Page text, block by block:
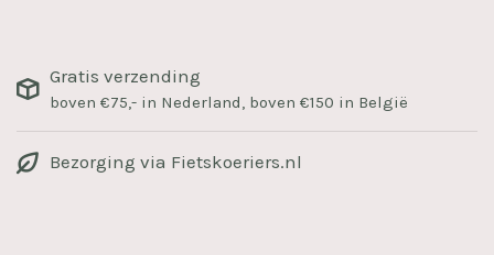
Gratis verzending
boven €75,- in Nederland, boven €150 in België
Bezorging via Fietskoeriers.nl